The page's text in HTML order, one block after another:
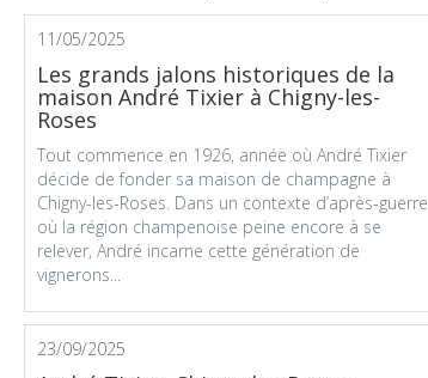
11/05/2025
Les grands jalons historiques de la
maison André Tixier à Chigny-les-
Roses
Tout commence en 1926, année où André Tixier
décide de fonder sa maison de champagne à
Chigny-les-Roses. Dans un contexte d’après-guerre
où la région champenoise peine encore à se
relever, André incarne cette génération de
vignerons...
23/09/2025